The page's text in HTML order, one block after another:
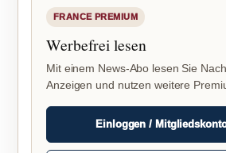
FRANCE PREMIUM
Werbefrei lesen
Mit einem News-Abo lesen Sie
Anzeigen und nutzen weitere
Einloggen /